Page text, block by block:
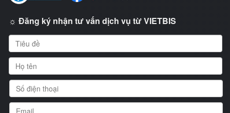
☼ Đăng ký nhận tư vấn dịch vụ từ VIETBIS